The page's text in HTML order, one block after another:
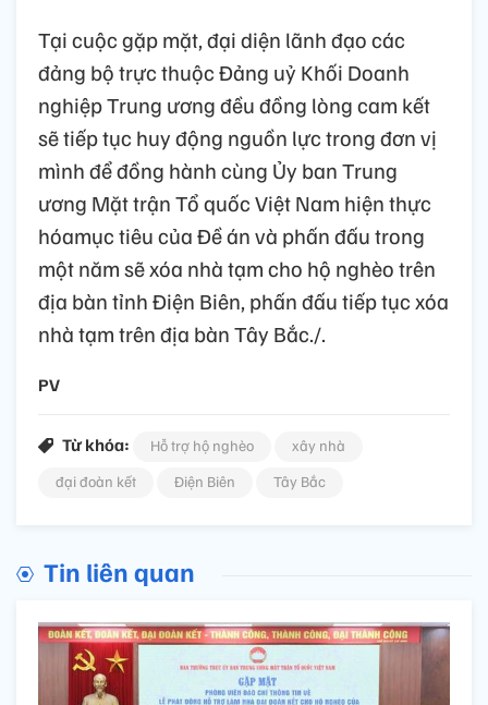
Tại cuộc gặp mặt, đại diện lãnh đạo các
đảng bộ trực thuộc Đảng uỷ Khối Doanh
nghiệp Trung ương đều đồng lòng cam kết
sẽ tiếp tục huy động nguồn lực trong đơn vị
mình để đồng hành cùng Ủy ban Trung
ương Mặt trận Tổ quốc Việt Nam hiện thực
hóamục tiêu của Đề án và phấn đấu trong
một năm sẽ xóa nhà tạm cho hộ nghèo trên
địa bàn tỉnh Điện Biên, phấn đấu tiếp tục xóa
nhà tạm trên địa bàn Tây Bắc./.
PV
Từ khóa: Hỗ trợ hộ nghèo
xây nhà
đại đoàn kết
Điện Biên Tây Bắc
Tin liên quan